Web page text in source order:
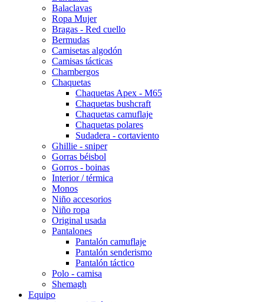
Balaclavas
Ropa Mujer
Bragas - Red cuello
Bermudas
Camisetas algodón
Camisas tácticas
Chambergos
Chaquetas
Chaquetas Apex - M65
Chaquetas bushcraft
Chaquetas camuflaje
Chaquetas polares
Sudadera - cortaviento
Ghillie - sniper
Gorras béisbol
Gorros - boinas
Interior / térmica
Monos
Niño accesorios
Niño ropa
Original usada
Pantalones
Pantalón camuflaje
Pantalón senderismo
Pantalón táctico
Polo - camisa
Shemagh
Equipo